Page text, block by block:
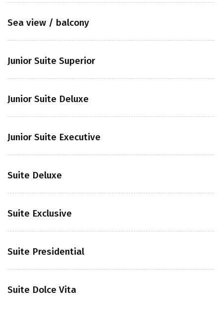
Sea view / balcony
Junior Suite Superior
Junior Suite Deluxe
Junior Suite Executive
Suite Deluxe
Suite Exclusive
Suite Presidential
Suite Dolce Vita